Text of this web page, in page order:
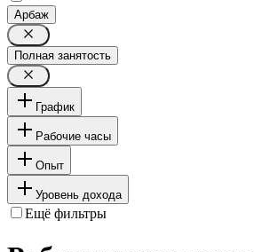
Арбаж
Полная занятость
График
Рабочие часы
Опыт
Уровень дохода
Ещё фильтры